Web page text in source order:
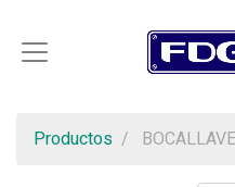
Productos